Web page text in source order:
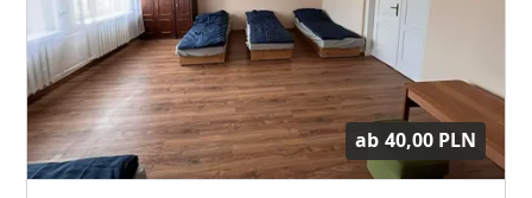
ab 40,00 PLN